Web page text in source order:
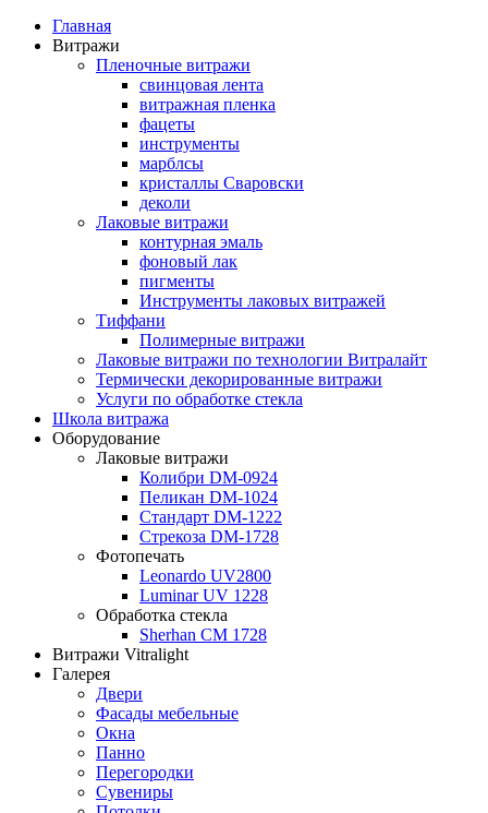
Главная
Витражи
Пленочные витражи
свинцовая лента
витражная пленка
фацеты
инструменты
марблсы
кристаллы Сваровски
деколи
Лаковые витражи
контурная эмаль
фоновый лак
пигменты
Инструменты лаковых витражей
Тиффани
Полимерные витражи
Лаковые витражи по технологии Витралайт
Термически декорированные витражи
Услуги по обработке стекла
Школа витража
Оборудование
Лаковые витражи
Колибри DM-0924
Пеликан DM-1024
Стандарт DM-1222
Стрекоза DM-1728
Фотопечать
Leonardo UV2800
Luminar UV 1228
Обработка стекла
Sherhan CM 1728
Витражи Vitralight
Галерея
Двери
Фасады мебельные
Окна
Панно
Перегородки
Сувениры